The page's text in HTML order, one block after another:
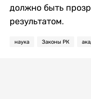
должно быть
результатом.
наука Законы РК